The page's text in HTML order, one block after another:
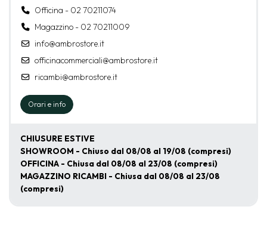
Officina - 02 70211074
Magazzino - 02 70211009
info@ambrostore.it
officinacommerciali@ambrostore.it
ricambi@ambrostore.it
Orari e info
CHIUSURE ESTIVE
SHOWROOM - Chiuso dal 08/08 al 19/08 (compresi)
OFFICINA - Chiusa dal 08/08 al 23/08 (compresi)
MAGAZZINO RICAMBI - Chiusa dal 08/08 al 23/08
(compresi)